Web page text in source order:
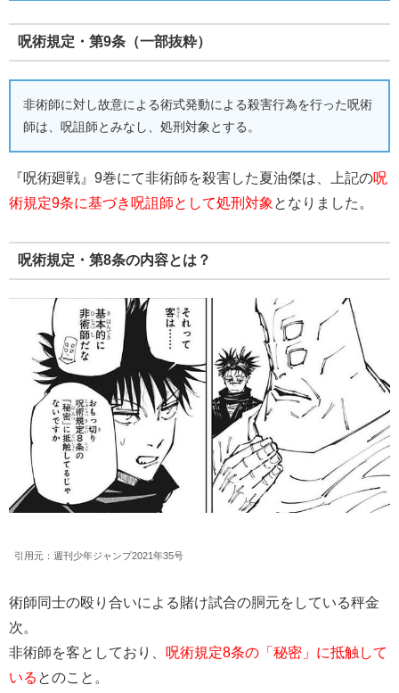
呪術規定・第9条（一部抜粋）
非術師に対し故意による術式発動による殺害行為を行った呪術
師は、呪詛師とみなし、処刑対象とする。
『呪術廻戦』9巻にて非術師を殺害した夏油傑は、上記の呪
術規定9条に基づき呪詛師として処刑対象 となりました。
呪術規定・第8条の内容とは？
引用元：週刊少年ジャンプ2021年35号
術師同士の殴り合いによる賭け試合の胴元をしている秤金
次。
非術師を客としており、 呪術規定8条の「秘密」に抵触して
いる とのこと。